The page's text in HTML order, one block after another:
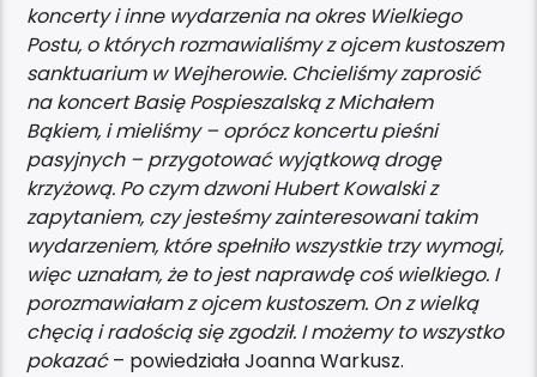
koncerty i inne wydarzenia na okres Wielkiego
Postu, o których rozmawialiśmy z ojcem kustoszem
sanktuarium w Wejherowie. Chcieliśmy zaprosić
na koncert Basię Pospieszalską z Michałem
Bąkiem, i mieliśmy – oprócz koncertu pieśni
pasyjnych – przygotować wyjątkową drogę
krzyżową. Po czym dzwoni Hubert Kowalski z
zapytaniem, czy jesteśmy zainteresowani takim
wydarzeniem, które spełniło wszystkie trzy wymogi,
więc uznałam, że to jest naprawdę coś wielkiego. I
porozmawiałam z ojcem kustoszem. On z wielką
chęcią i radością się zgodził. I możemy to wszystko
pokazać– powiedziała Joanna Warkusz.